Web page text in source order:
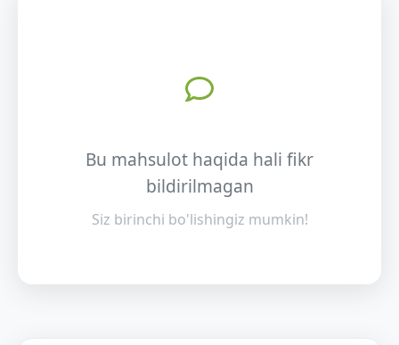
Bu mahsulot haqida hali fikr
bildirilmagan
Siz birinchi bo'lishingiz mumkin!